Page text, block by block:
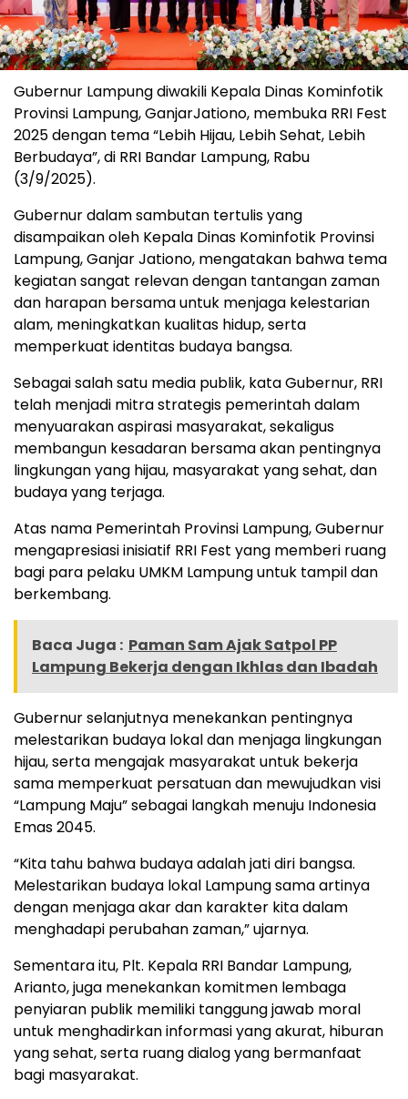
Gubernur Lampung diwakili Kepala Dinas Kominfotik
Provinsi Lampung, GanjarJationo, membuka RRI Fest
2025 dengan tema “Lebih Hijau, Lebih Sehat, Lebih
Berbudaya”, di RRI Bandar Lampung, Rabu
(3/9/2025).
Gubernur dalam sambutan tertulis yang
disampaikan oleh Kepala Dinas Kominfotik Provinsi
Lampung, Ganjar Jationo, mengatakan bahwa tema
kegiatan sangat relevan dengan tantangan zaman
dan harapan bersama untuk menjaga kelestarian
alam, meningkatkan kualitas hidup, serta
memperkuat identitas budaya bangsa.
Sebagai salah satu media publik, kata Gubernur, RRI
telah menjadi mitra strategis pemerintah dalam
menyuarakan aspirasi masyarakat, sekaligus
membangun kesadaran bersama akan pentingnya
lingkungan yang hijau, masyarakat yang sehat, dan
budaya yang terjaga.
Atas nama Pemerintah Provinsi Lampung, Gubernur
mengapresiasi inisiatif RRI Fest yang memberi ruang
bagi para pelaku UMKM Lampung untuk tampil dan
berkembang.
Baca Juga : Paman Sam Ajak Satpol PP
Lampung Bekerja dengan Ikhlas dan Ibadah
Gubernur selanjutnya menekankan pentingnya
melestarikan budaya lokal dan menjaga lingkungan
hijau, serta mengajak masyarakat untuk bekerja
sama memperkuat persatuan dan mewujudkan visi
“Lampung Maju” sebagai langkah menuju Indonesia
Emas 2045.
“Kita tahu bahwa budaya adalah jati diri bangsa.
Melestarikan budaya lokal Lampung sama artinya
dengan menjaga akar dan karakter kita dalam
menghadapi perubahan zaman,” ujarnya.
Sementara itu, Plt. Kepala RRI Bandar Lampung,
Arianto, juga menekankan komitmen lembaga
penyiaran publik memiliki tanggung jawab moral
untuk menghadirkan informasi yang akurat, hiburan
yang sehat, serta ruang dialog yang bermanfaat
bagi masyarakat.